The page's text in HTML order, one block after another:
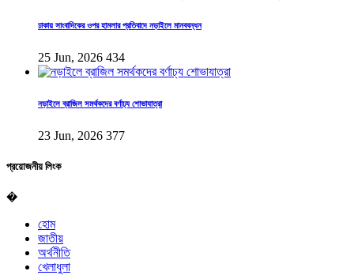
ঢাকায় সাংবাদিকের ওপর হামলার প্রতিবাদে নড়াইলে মানববন্ধন
25 Jun, 2026 434
নড়াইলে ব্রাজিল সমর্থকদের বর্ণাঢ্য শোভাযাত্রা
23 Jun, 2026 377
প্রয়োজনীয় লিংক
�
হোম
জাতীয়
অর্থনীতি
খেলাধুলা